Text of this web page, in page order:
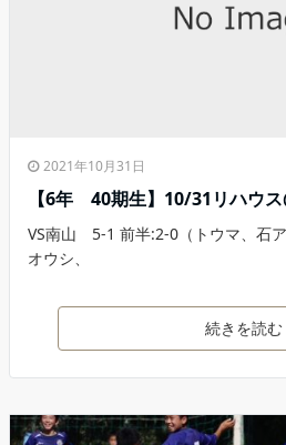
2021年10月31日
【6年 40期生】10/31リハウス
VS南山 5-1 前半:2-0（トウマ、石ア
オウシ、
続きを読む